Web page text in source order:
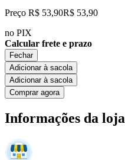
Preço R$ 53,90R$ 53,90
no PIX
Calcular frete e prazo
Fechar
Adicionar à sacola
Adicionar à sacola
Comprar agora
Informações da loja